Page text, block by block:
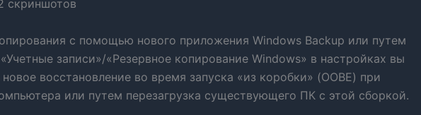
с помощью нового приложения Windows Backup или путем
записи»/«Резервное копирование Windows» в настройках вы
восстановление во время запуска «из коробки» (OOBE) при
или путем перезагрузка существующего ПК с этой сборкой.